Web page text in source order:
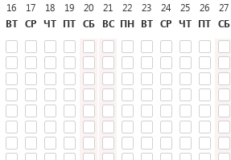
16
ВТ
17
СР
18
ЧТ
19
ПТ
20
СБ
21
ВС
22
ПН
23
ВТ
24
СР
25
ЧТ
26
ПТ
27
СБ